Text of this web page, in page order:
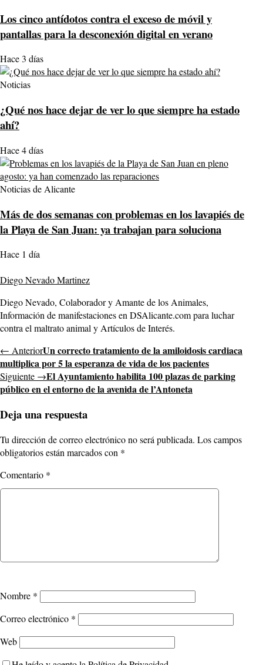
Los cinco antídotos contra el exceso de móvil y
pantallas para la desconexión digital en verano
Hace 3 días
Noticias
¿Qué nos hace dejar de ver lo que siempre ha estado
ahí?
Hace 4 días
Noticias de Alicante
Más de dos semanas con problemas en los lavapiés de
la Playa de San Juan: ya trabajan para soluciona
Hace 1 día
Diego Nevado Martinez
Diego Nevado, Colaborador y Amante de los Animales,
Información de manifestaciones en DSAlicante.com para luchar
contra el maltrato animal y Artículos de Interés.
← AnteriorUn correcto tratamiento de la amiloidosis cardiaca
multiplica por 5 la esperanza de vida de los pacientes
Siguiente →El Ayuntamiento habilita 100 plazas de parking
público en el entorno de la avenida de l’Antoneta
Deja una respuesta
Tu dirección de correo electrónico no será publicada. Los campos
obligatorios están marcados con *
Comentario *
Nombre *
Correo electrónico *
Web